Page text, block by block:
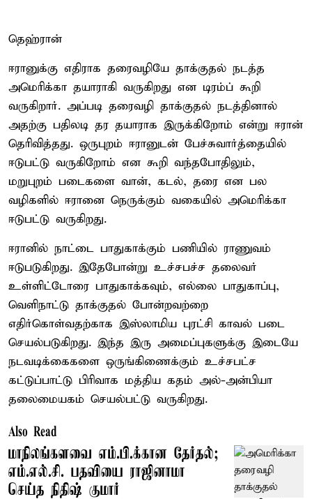
தெஹ்ரான்
ஈரானுக்கு எதிராக தரைவழியே தாக்குதல் நடத்த
அமெரிக்கா தயாராகி வருகிறது என டிரம்ப் கூறி
வருகிறார். அப்படி தரைவழி தாக்குதல் நடத்தினால்
அதற்கு பதிலடி தர தயாராக இருக்கிறோம் என்று ஈரான்
தெரிவித்தது. ஒருபுறம் ஈரானுடன் பேச்சுவார்த்தையில்
ஈடுபட்டு வருகிறோம் என கூறி வந்தபோதிலும்,
மறுபுறம் படைகளை வான், கடல், தரை என பல
வழிகளில் ஈரானை நெருக்கும் வகையில் அமெரிக்கா
ஈடுபட்டு வருகிறது.
ஈரானில் நாட்டை பாதுகாக்கும் பணியில் ராணுவம்
ஈடுபடுகிறது. இதேபோன்று உச்சபச்ச தலைவர்
உள்ளிட்டோரை பாதுகாக்கவும், எல்லை பாதுகாப்பு,
வெளிநாட்டு தாக்குதல் போன்றவற்றை
எதிர்கொள்வதற்காக இஸ்லாமிய புரட்சி காவல் படை
செயல்படுகிறது. இந்த இரு அமைப்புகளுக்கு இடையே
நடவடிக்கைகளை ஒருங்கிணைக்கும் உச்சபட்ச
கட்டுப்பாட்டு பிரிவாக மத்திய கதம் அல்-அன்பியா
தலைமையகம் செயல்பட்டு வருகிறது.
Also Read
மாநிலங்களவை எம்.பி.க்கான தேர்தல்;
எம்.எல்.சி. பதவியை ராஜினாமா
செய்த நிதிஷ் குமார்